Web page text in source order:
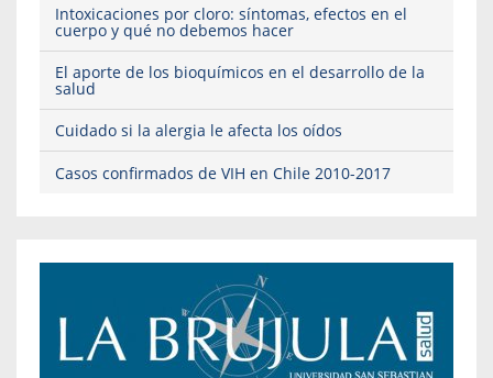
Intoxicaciones por cloro: síntomas, efectos en el
cuerpo y qué no debemos hacer
El aporte de los bioquímicos en el desarrollo de la
salud
Cuidado si la alergia le afecta los oídos
Casos confirmados de VIH en Chile 2010-2017